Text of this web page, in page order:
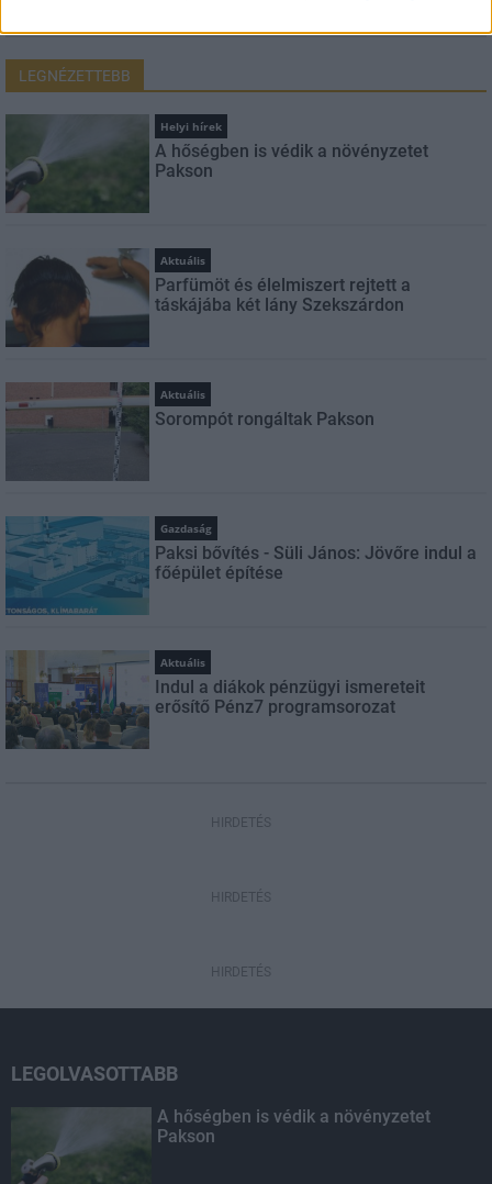
LEGNÉZETTEBB
Helyi hírek
A hőségben is védik a növényzetet
Pakson
Aktuális
Parfümöt és élelmiszert rejtett a
táskájába két lány Szekszárdon
Aktuális
Sorompót rongáltak Pakson
Gazdaság
Paksi bővítés - Süli János: Jövőre indul a
főépület építése
Aktuális
Indul a diákok pénzügyi ismereteit
erősítő Pénz7 programsorozat
HIRDETÉS
HIRDETÉS
HIRDETÉS
LEGOLVASOTTABB
A hőségben is védik a növényzetet
Pakson